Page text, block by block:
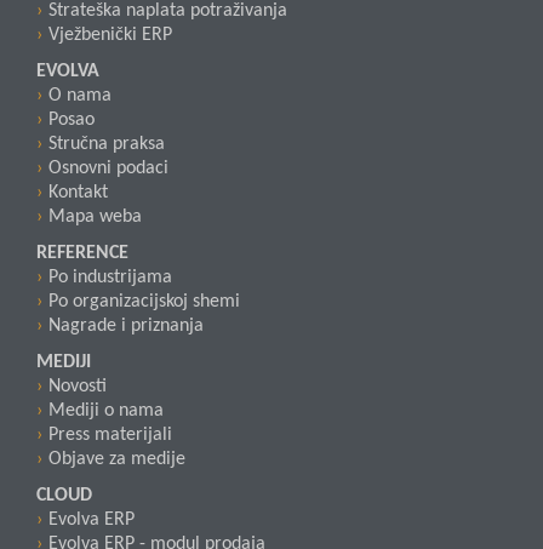
Strateška naplata potraživanja
Vježbenički ERP
EVOLVA
O nama
Posao
Stručna praksa
Osnovni podaci
Kontakt
Mapa weba
REFERENCE
Po industrijama
Po organizacijskoj shemi
Nagrade i priznanja
MEDIJI
Novosti
Mediji o nama
Press materijali
Objave za medije
CLOUD
Evolva ERP
Evolva ERP - modul prodaja